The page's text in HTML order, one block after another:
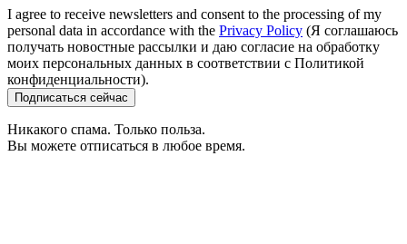
I agree to receive newsletters and consent to the processing of my
personal data in accordance with the Privacy Policy (Я соглашаюсь
получать новостные рассылки и даю согласие на обработку
моих персональных данных в соответствии с Политикой
конфиденциальности).
Подписаться сейчас
Никакого спама. Только польза.
Вы можете отписаться в любое время.